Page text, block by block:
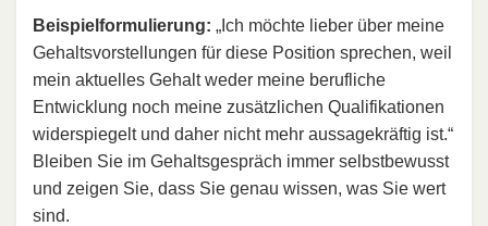
Beispielformulierung: „Ich möchte lieber über meine
Gehaltsvorstellungen für diese Position sprechen, weil
mein aktuelles Gehalt weder meine berufliche
Entwicklung noch meine zusätzlichen Qualifikationen
widerspiegelt und daher nicht mehr aussagekräftig ist.“
Bleiben Sie im Gehaltsgespräch immer selbstbewusst
und zeigen Sie, dass Sie genau wissen, was Sie wert
sind.